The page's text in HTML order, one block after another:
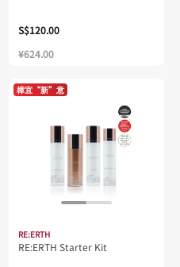
S$120.00
¥624.00
樟宜“新”意
RE:ERTH
RE:ERTH Starter Kit